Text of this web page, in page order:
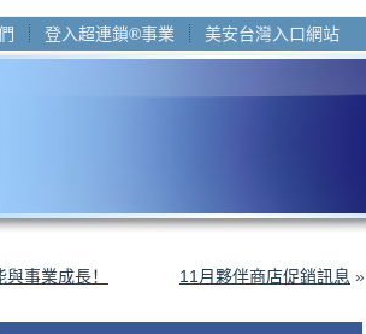
登入超連鎖®事業 美安台灣入口網站
事業成長！ 11月夥伴商店促銷訊息 »